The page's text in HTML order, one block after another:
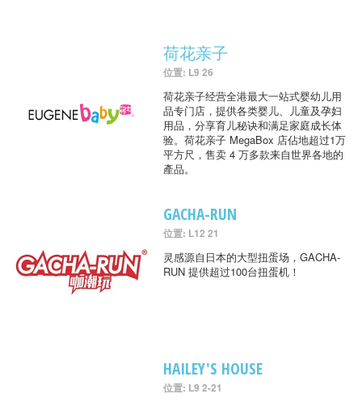
荷花亲子
位置: L9 26
荷花亲子经营全港最大一站式婴幼儿用
品专门店，提供各类婴儿、儿童及孕妇
用品，分享育儿秘诀和满足家庭成长体
验。荷花亲子 MegaBox 店佔地超过1万
平方尺，售卖 4 万多款来自世界各地的
產品。
GACHA-RUN
位置: L12 21
灵感源自日本的大型扭蛋场，GACHA-
RUN 提供超过100台扭蛋机！
HAILEY'S HOUSE
位置: L9 2-21